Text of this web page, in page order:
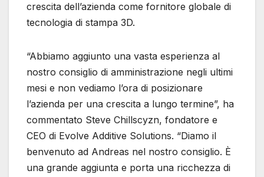
crescita dell’azienda come fornitore globale di
tecnologia di stampa 3D.
“Abbiamo aggiunto una vasta esperienza al
nostro consiglio di amministrazione negli ultimi
mesi e non vediamo l’ora di posizionare
l’azienda per una crescita a lungo termine”, ha
commentato Steve Chillscyzn, fondatore e
CEO di Evolve Additive Solutions. “Diamo il
benvenuto ad Andreas nel nostro consiglio. È
una grande aggiunta e porta una ricchezza di